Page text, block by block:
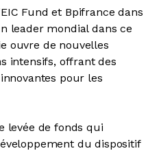
Fund et Bpifrance dans
leader mondial dans ce
ouvre de nouvelles
intensifs, offrant des
pour les
levée de fonds qui
du dispositif